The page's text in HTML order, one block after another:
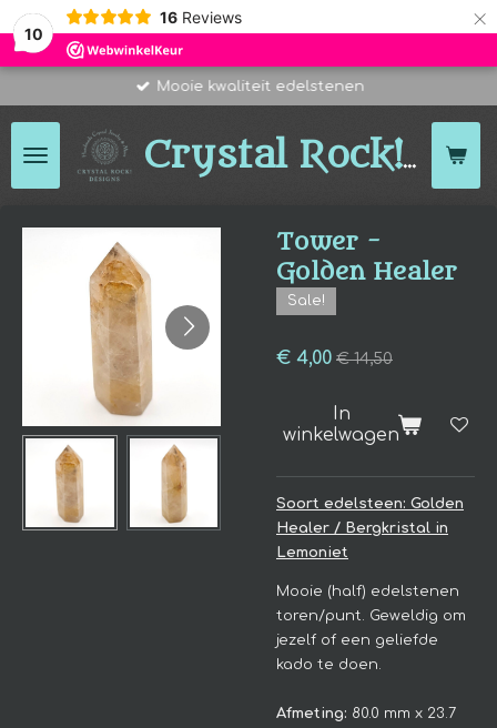
10
16 Reviews ×
Crystal Rock!
Mooie kwaliteit edelstenen
Tower -
Golden Healer
Sale!
€ 4,00 € 14,50
In
winkelwagen
Soort edelsteen: Golden
Healer / Bergkristal in
Lemoniet
Mooie (half) edelstenen
toren/punt. Geweldig om
jezelf of een geliefde
kado te doen.
Afmeting: 80.0 mm x 23.7